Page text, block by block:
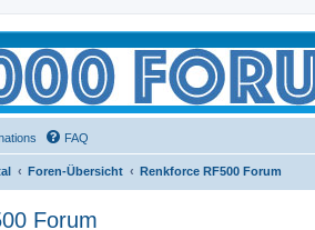
FAQ
Foren-Übersicht Renkforce RF500 Forum
Forum